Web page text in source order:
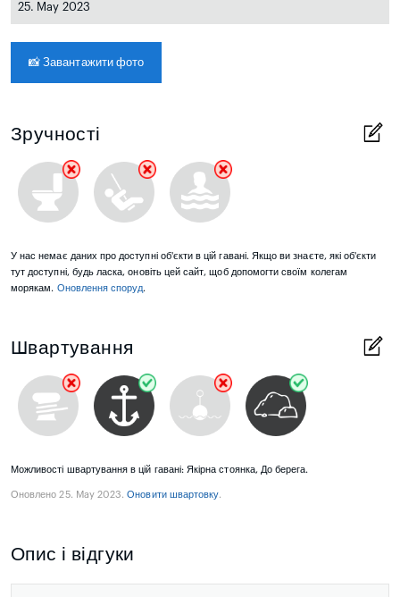
25. May 2023
📸 Завантажити фото
Зручності
У нас немає даних про доступні об'єкти в цій гавані. Якщо ви знаєте, які об'єкти
тут доступні, будь ласка, оновіть цей сайт, щоб допомогти своїм колегам
морякам. Оновлення споруд.
Швартування
Можливості швартування в цій гавані: Якірна стоянка, До берега.
Оновлено 25. May 2023.Оновити швартовку.
Опис і відгуки